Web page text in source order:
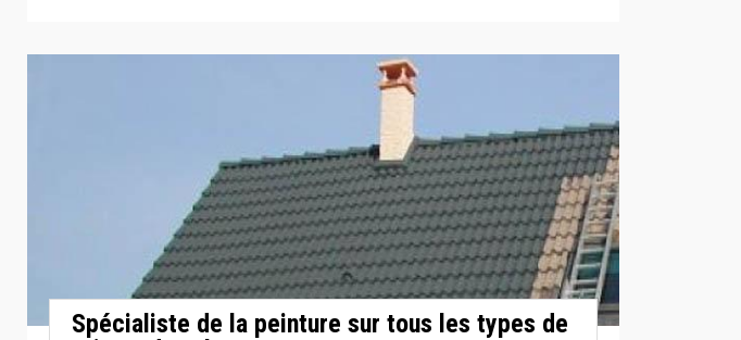
Spécialiste de la peinture sur tous les types de